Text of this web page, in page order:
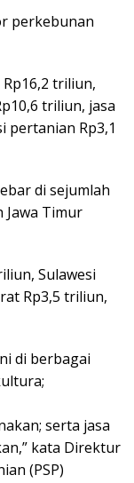
perkebunan
triliun,
triliun, jasa
pertanian Rp3,1
di sejumlah
Jawa Timur
Sulawesi
Rp3,5 triliun,
di berbagai
serta jasa
kata Direktur
(PSP)